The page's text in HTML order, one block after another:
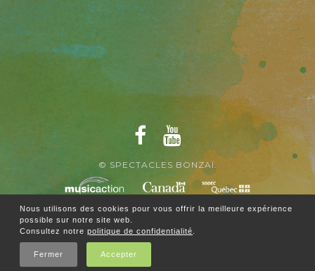
© SPECTACLES BONZAÏ.
Nous utilisons des cookies pour vous offrir la meilleure expérience
possible sur notre site web.
Consultez notre politique de confidentialité
Fermer Accepter